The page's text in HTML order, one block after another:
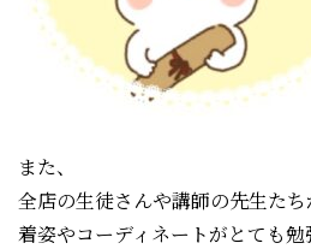
また、
全店の生徒さんや講師の先生たち
着姿やコーディネートがとても